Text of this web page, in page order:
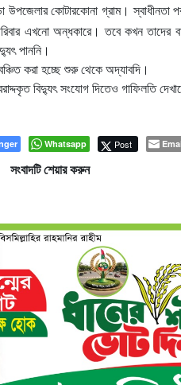
উপজেলার কোটারকোনা গ্রাম। স্বাধীনতা
এখনো অন্ধকারে। তবে কখন তাদের
পাননি।
করা হচ্ছে শুরু থেকে অদ্যাবদি।
বিদ্যুৎ সংযোগ দিতেও গাফিলতি
Whatsapp Post
সংবাদটি শেয়ার করুন